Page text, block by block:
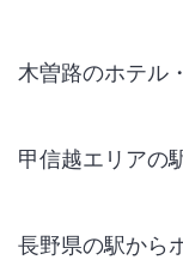
木曽路のホテル
甲信越エリアの
長野県の駅から